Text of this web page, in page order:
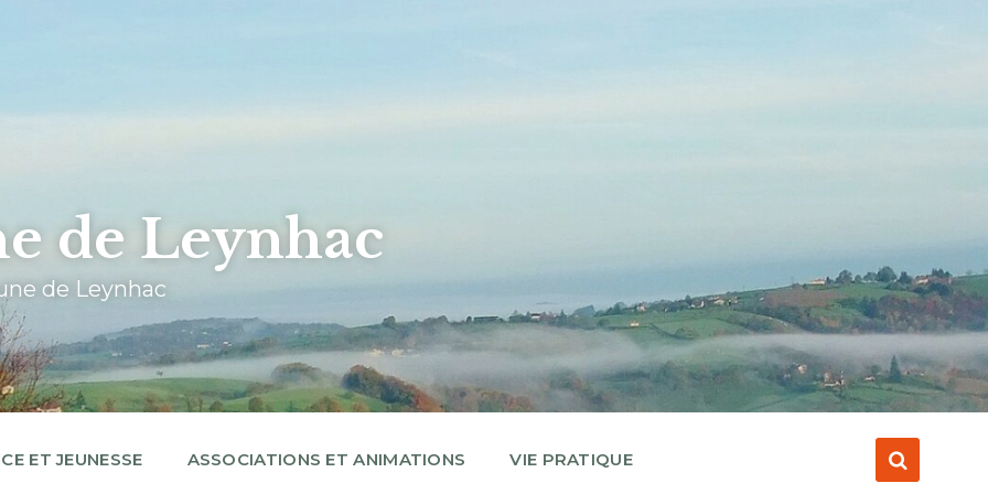
de Leynhac
de Leynhac
ET JEUNESSE ASSOCIATIONS ET ANIMATIONS VIE PRATIQUE